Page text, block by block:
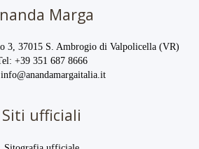
Marga
3, 37015 S. Ambrogio di Valpolicella (VR)
+39 351 687 8666
info@anandamargaitalia.it
Siti ufficiali